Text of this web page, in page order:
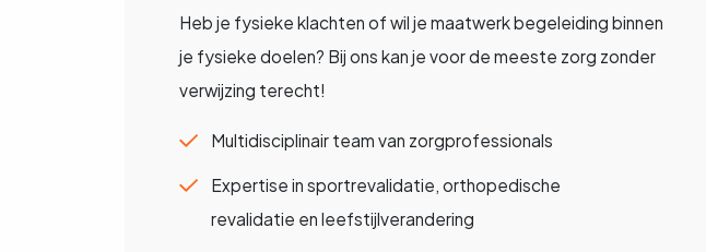
Heb je fysieke klachten of wil je maatwerk begeleiding binnen
je fysieke doelen? Bij ons kan je voor de meeste zorg zonder
verwijzing terecht!
Multidisciplinair team van zorgprofessionals
Expertise in sportrevalidatie, orthopedische
revalidatie en leefstijlverandering